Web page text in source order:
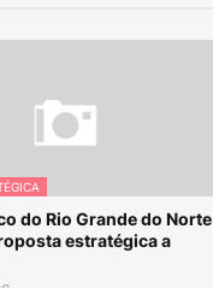
do Rio Grande do Norte
estratégica a